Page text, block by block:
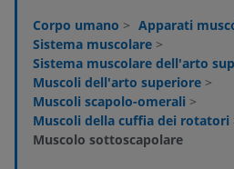
Corpo umano > Apparati
Sistema muscolare >
Sistema muscolare dell'arto
Muscoli dell'arto superiore >
Muscoli scapolo-omerali >
Muscoli della cuffia dei rotatori
Muscolo sottoscapolare